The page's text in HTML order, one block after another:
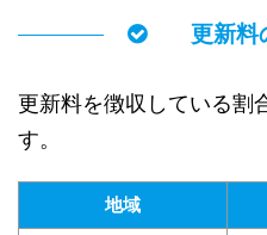
更新料
更新料を徴収している割
す。
地域